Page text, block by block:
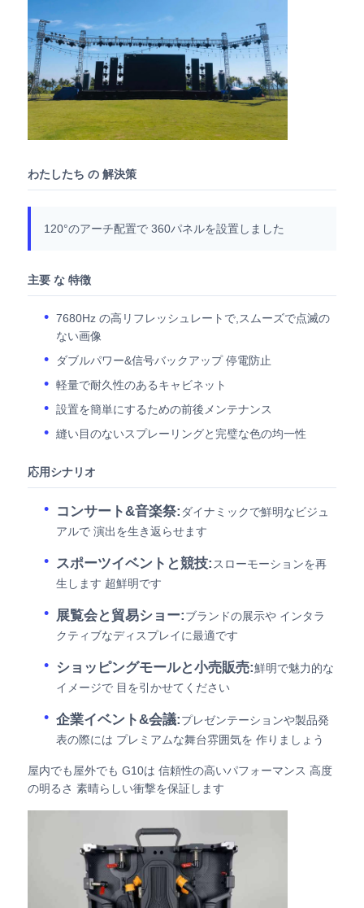
SMD LEDスクリーン
屋外用LEDディスプレイボード
屋外の導かれた看板
わたしたち の 解決策
120°のアーチ配置で 360パネルを設置しました
主要 な 特徴
7680Hz の高リフレッシュレートで,スムーズで点滅の
ない画像
ダブルパワー&信号バックアップ 停電防止
軽量で耐久性のあるキャビネット
設置を簡単にするための前後メンテナンス
縫い目のないスプレーリングと完璧な色の均一性
応用シナリオ
コンサート&音楽祭: ダイナミックで鮮明なビジュ
アルで 演出を生き返らせます
スポーツイベントと競技: スローモーションを再
生します 超鮮明です
展覧会と貿易ショー:ブランドの展示や インタラ
クティブなディスプレイに最適です
ショッピングモールと小売販売:鮮明で魅力的な
イメージで 目を引かせてください
企業イベント&会議:プレゼンテーションや製品発
表の際には プレミアムな舞台雰囲気を 作りましょう
屋内でも屋外でも G10は 信頼性の高いパフォーマンス 高度
の明るさ 素晴らしい衝撃を保証します